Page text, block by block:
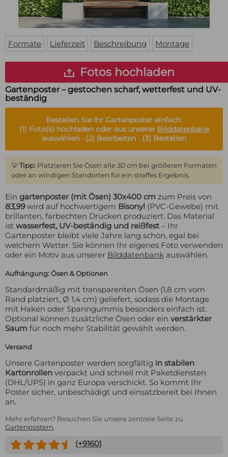
Fußmatte
Bodenmatte
Custom skateboard deck
Über uns
Lieferzeiten
Login
WhatsApp
Formate Lieferzeit Beschreibung Montage
Fotos hochladen
Gartenposter – gestochen scharf, wetterfest und UV-
beständig
Bestellen Sie Ihr Gartenposter einfach:
(1) Foto(s) hochladen oder aus unserer Bilddatenbank
auswählen · (2) Bearbeiten · (3) Bestellen
💡Tipp: Platzieren Sie Ösen alle30 cm bei größeren Formaten
oder an windigen Standorten für ein straffes Ergebnis.
Ein gartenposter (mit Ösen) 30x400 cm zum Preis von
83,99wird auf hochwertigem Bisonyl (PVC-Gewebe) mit
brillanten, farbechten Drucken produziert. Das Material
ist wasserfest, UV-beständig und reißfest – Ihr
Gartenposter bleibt viele Jahre lang schön, egal bei
welchem Wetter. Sie können Ihr eigenes Foto verwenden
oder ein Motiv aus unserer Bilddatenbank auswählen.
Aufhängung: Ösen & Optionen
Standardmäßig mit transparenten Ösen (1,8 cm vom
Rand platziert, Ø 1,4 cm) geliefert, sodass die Montage
mit Haken oder Spanngummis besonders einfach ist.
Optional können zusätzliche Ösen oder ein verstärkter
Saum für noch mehr Stabilität gewählt werden.
Versand
Unsere Gartenposter werden sorgfältig in stabilen
Kartonrollen verpackt und schnell mit Paketdiensten
(DHL/UPS) in ganz Europa verschickt. So kommt Ihr
Poster sicher, unbeschädigt und einsatzbereit bei Ihnen
an.
Mehr erfahren? Besuchen Sie unsere zentrale Seite zu
Gartenpostern.
(+9160)